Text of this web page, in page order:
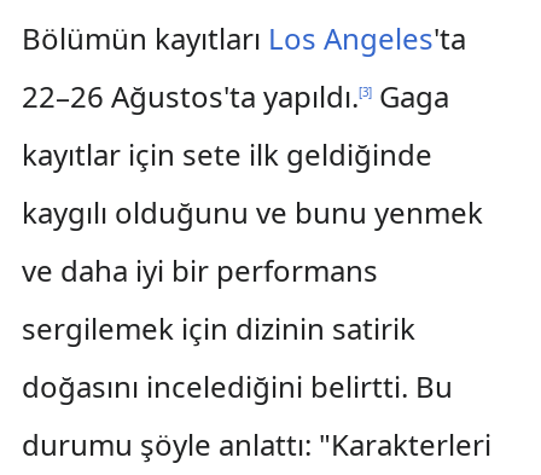
Bölümün kayıtları Los Angeles'ta
22–26 Ağustos'ta yapıldı.[3]Gaga
kayıtlar için sete ilk geldiğinde
kaygılı olduğunu ve bunu yenmek
ve daha iyi bir performans
sergilemek için dizinin satirik
doğasını incelediğini belirtti. Bu
durumu şöyle anlattı: "Karakterleri